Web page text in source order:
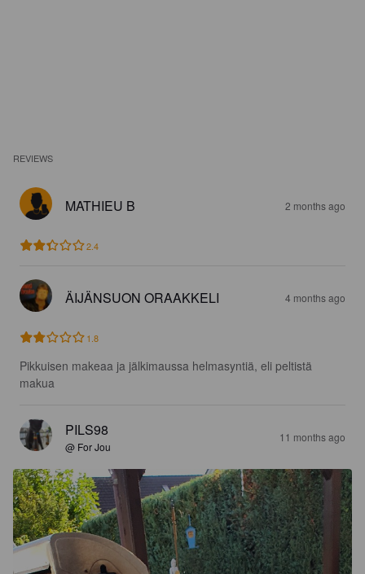
REVIEWS
MATHIEU B 2 months ago
2.4
ÄIJÄNSUON ORAAKKELI 4 months ago
1.8
Pikkuisen makeaa ja jälkimaussa helmasyntiä, eli peltistä
makua
PILS98
@ For Jou
11 months ago